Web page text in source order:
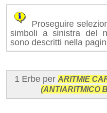
Proseguire
simboli a sinistra del
sono descritti nella
1 Erbe per ARITMIE
(ANTIARITMICO